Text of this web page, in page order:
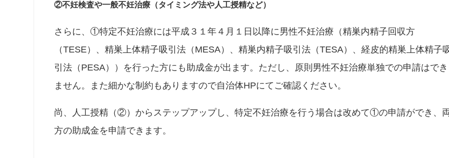
②不妊検査や一般不妊治療（タイミング法や人工授精など）
さらに、①特定不妊治療には平成３１年４月１日以降に男性不妊治療（精巣内精子回収方
（TESE）、精巣上体精子吸引法（MESA）、精巣内精子吸引法（TESA）、経皮的精巣上体精子
引法（PESA））を行った方にも助成金が出ます。ただし、原則男性不妊治療単独での申請はでき
ません。また細かな制約もありますので自治体HPにてご確認ください。
尚、人工授精（②）からステップアップし、特定不妊治療を行う場合は改めて①の申請ができ、
方の助成金を申請できます。